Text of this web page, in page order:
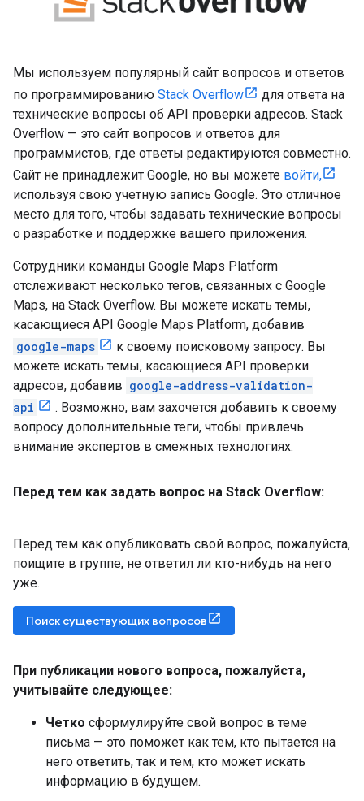
Мы используем популярный сайт вопросов и ответов
по программированию Stack Overflow
для ответа на
технические вопросы об API проверки адресов. Stack
Overflow — это сайт вопросов и ответов для
программистов, где ответы редактируются совместно.
Сайт не принадлежит Google, но вы можете войти,
используя свою учетную запись Google. Это отличное
место для того, чтобы задавать технические вопросы
о разработке и поддержке вашего приложения.
Сотрудники команды Google Maps Platform
отслеживают несколько тегов, связанных с Google
Maps, на Stack Overflow. Вы можете искать темы,
касающиеся API Google Maps Platform, добавив
google-maps
к своему поисковому запросу. Вы
можете искать темы, касающиеся API проверки
адресов, добавив google-address-validation-
api
. Возможно, вам захочется добавить к своему
вопросу дополнительные теги, чтобы привлечь
внимание экспертов в смежных технологиях.
Перед тем как задать вопрос на Stack Overflow:
Перед тем как опубликовать свой вопрос, пожалуйста,
поищите в группе, не ответил ли кто-нибудь на него
уже.
Поиск существующих вопросов
При публикации нового вопроса, пожалуйста,
учитывайте следующее:
Четко сформулируйте свой вопрос в теме
письма — это поможет как тем, кто пытается на
него ответить, так и тем, кто может искать
информацию в будущем.